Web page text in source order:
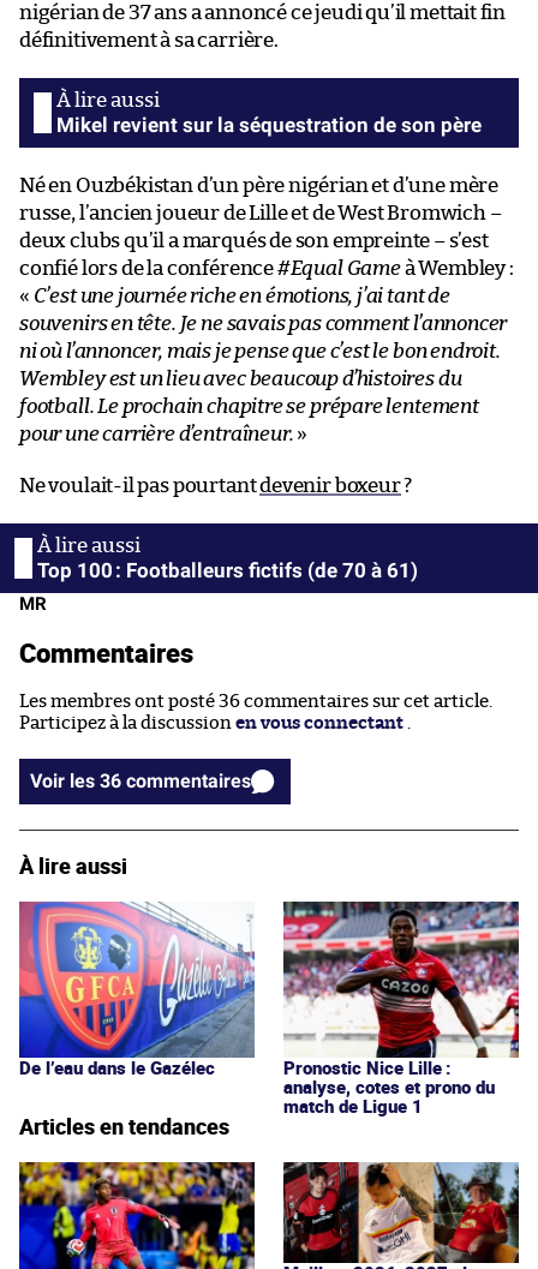
nigérian de 37 ans a annoncé ce jeudi qu’il mettait fin
définitivement à sa carrière.
Mikel revient sur la séquestration de son père
Né en Ouzbékistan d’un père nigérian et d’une mère
russe, l’ancien joueur de Lille et de West Bromwich –
deux clubs qu’il a marqués de son empreinte – s’est
confié lors de la conférence#Equal Gameà Wembley :
« C’est une journée riche en émotions, j’ai tant de
souvenirs en tête. Je ne savais pas comment l’annoncer
ni où l’annoncer, mais je pense que c’est le bon endroit.
Wembley est un lieu avec beaucoup d’histoires du
football. Le prochain chapitre se prépare lentement
pour une carrière d’entraîneur. »
Ne voulait-il pas pourtantdevenir boxeur?
Top 100 : Footballeurs fictifs (de 70 à 61)
MR
Commentaires
Les membres ont posté 36 commentaires sur cet article.
Participez à la discussion en vous connectant
Voir les 36 commentaires
À lire aussi
De l’eau dans le Gazélec
Pronostic Nice Lille :
analyse, cotes et prono du
match de Ligue 1
Articles en tendances